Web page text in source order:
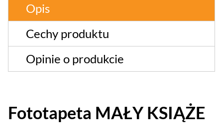
Opis
Cechy produktu
Opinie o produkcie
Fototapeta MAŁY KSIĄŻE